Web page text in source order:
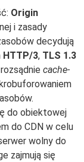
Origin
i zasady
decydują
HTTP/3, TLS 1.3
cache-
do obiektowej
do CDN w celu
wolny do
zajmują się